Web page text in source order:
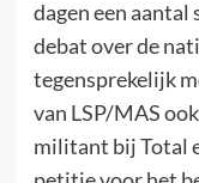
dagen een aantal
debat over de
tegensprekelijk
van LSP/MAS
militant bij Total